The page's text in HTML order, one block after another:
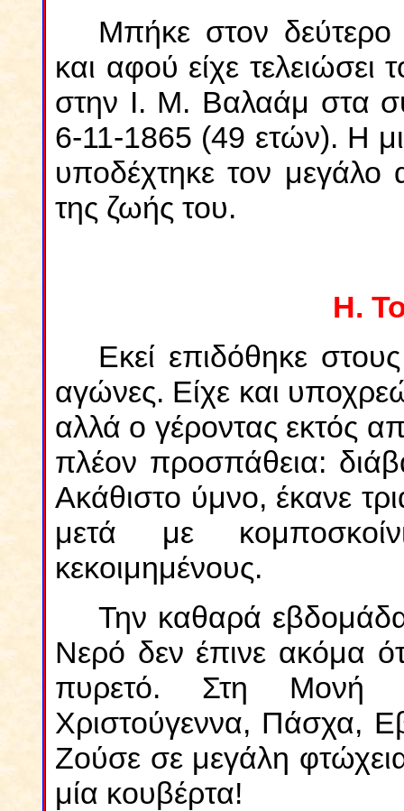
Μπήκε στον
και αφού είχε
στην Ι. Μ. Βαλαάμ στα
6-11-1865 (49 ετών). Η
υποδέχτηκε τον μεγάλο
της ζωής του.
Η.
Εκεί επιδόθηκε
αγώνες. Είχε και
αλλά ο γέροντας εκτός
πλέον προσπάθεια:
Ακάθιστο ύμνο, έκανε
μετά με
κεκοιμημένους.
Την καθαρά
Νερό δεν έπινε ακόμα
πυρετό. Στη Μονή
Χριστούγεννα, Πάσχα,
Ζούσε σε μεγάλη
μία κουβέρτα!